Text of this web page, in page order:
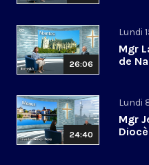
26:06
Lundi
Mgr
de
24:40
Lundi
Mgr